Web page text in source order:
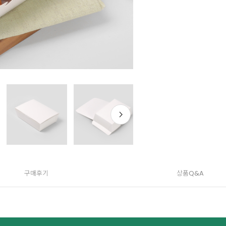
구매후기 상품Q&A